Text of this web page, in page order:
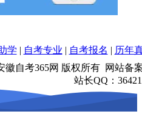
学 | 自考专业 | 自考报名 | 历年
徽自考365网 版权所有 网站备
站长QQ：